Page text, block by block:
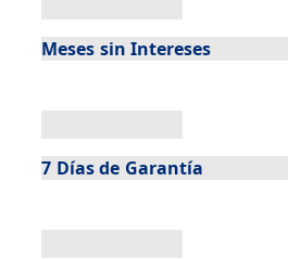
Meses sin Intereses
7 Días de Garantía